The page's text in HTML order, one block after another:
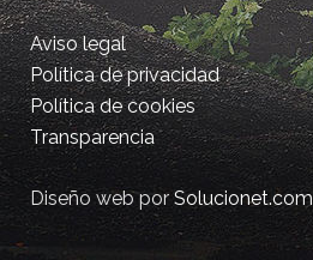
Aviso legal
Política de privacidad
Política de cookies
Transparencia
Diseño web porSolucionet.com